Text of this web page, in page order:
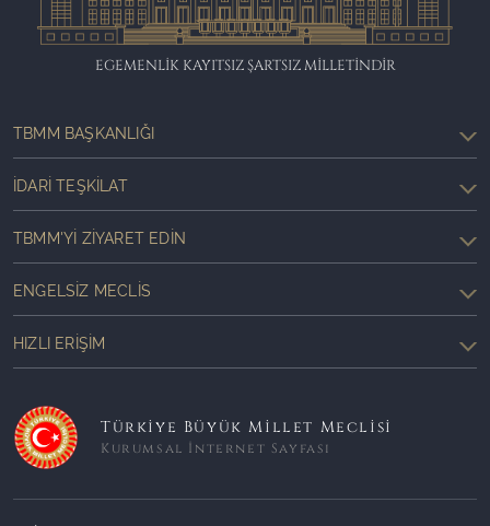
EGEMENLİK KAYITSIZ ŞARTSIZ MİLLETİNDİR
TBMM BAŞKANLIĞI
İDARI TEŞKILAT
TBMM'YI ZIYARET EDIN
ENGELSIZ MECLIS
HIZLI ERIŞIM
Türkiye Büyük Millet Meclisi
Kurumsal İnternet Sayfası